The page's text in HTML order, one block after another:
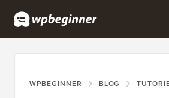
WPBEGINNER BLOG